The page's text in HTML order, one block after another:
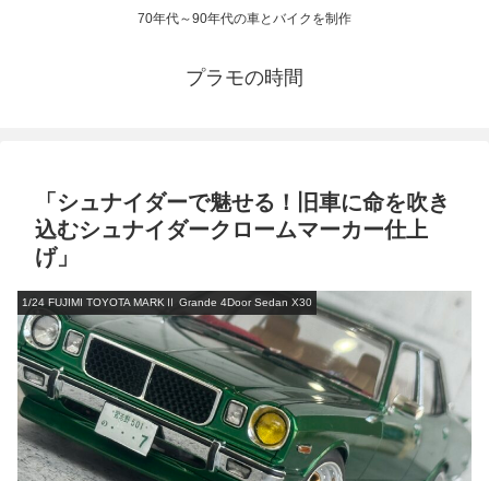
70年代～90年代の車とバイクを制作
プラモの時間
「シュナイダーで魅せる！旧車に命を吹き
込むシュナイダークロームマーカー仕上
げ」
1/24 FUJIMI TOYOTA MARKⅡ Grande 4Door Sedan X30